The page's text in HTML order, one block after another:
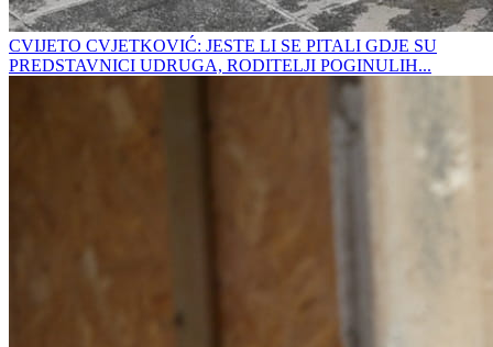
CVIJETO CVJETKOVIĆ: JESTE LI SE PITALI GDJE SU
PREDSTAVNICI UDRUGA, RODITELJI POGINULIH...